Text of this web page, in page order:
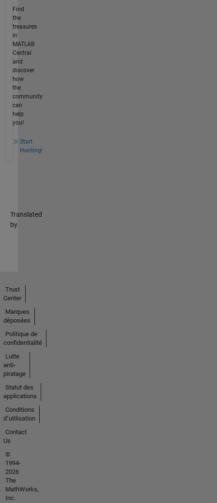
Find
the
treasures
in
MATLAB
Central
and
discover
how
the
community
can
help
you!
Start
Hunting!
Translated
by
Trust
Center
Marques
déposées
Politique de
confidentialité
Lutte
anti-
piratage
Statut des
applications
Conditions
d՚utilisation
Contact
Us
©
1994-
2026
The
MathWorks,
Inc.